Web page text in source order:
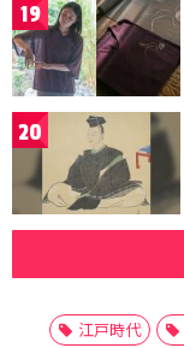
19
20
江戸時代